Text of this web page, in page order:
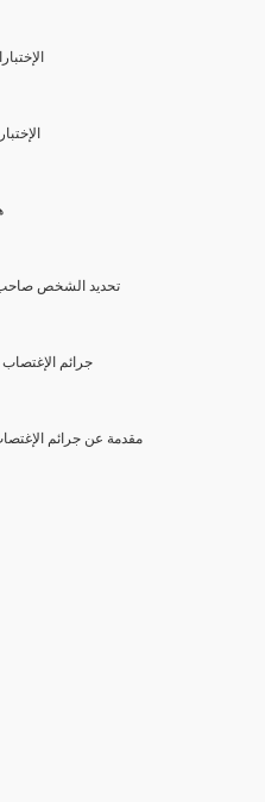
(11)
(12)
(14) تحديد الشخص
5- جرائم
(15) مقدمة عن جرائم